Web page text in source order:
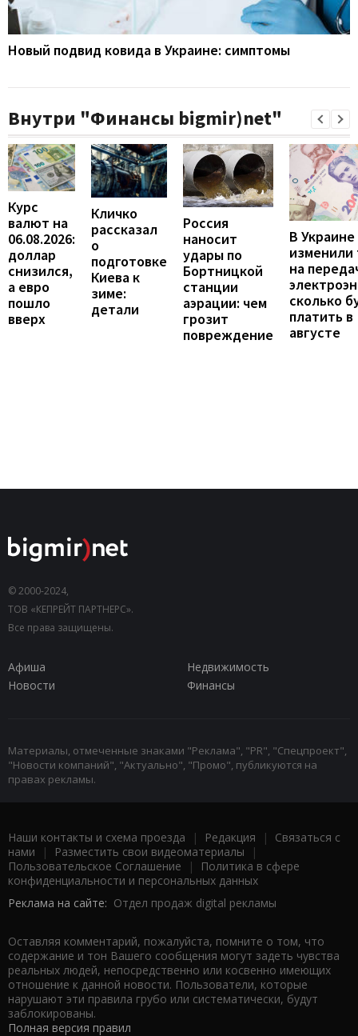
Новый подвид ковида в Украине: симптомы
Внутри "Финансы bigmir)net"
Курс
валют на
06.08.2026:
доллар
снизился,
а евро
пошло
вверх
Кличко
рассказал
о
подготовке
Киева к
зиме:
детали
Россия
наносит
удары по
Бортницкой
станции
аэрации: чем
грозит
повреждение
В Украине
на
сколько
платить в
августе
© 2000-2024,
ТОВ «КЕПРЕЙТ ПАРТНЕРС».
Все права защищены.
Афиша
Недвижимость
Новости
Финансы
Материалы, отмеченные знаками "Реклама", "PR", "Спецпроект",
"Новости компаний", "Актуально", "Промо", публикуются на
правах рекламы.
Наши контакты и схема проезда | Редакция | Связаться с
нами | Разместить свои видеоматериалы |
Пользовательское Соглашение |
Политика в сфере
конфиденциальности и персональных данных
Реклама на сайте: Отдел продаж digital рекламы
Оставляя комментарий, пожалуйста, помните о том, что
содержание и тон Вашего сообщения могут задеть чувства
реальных людей, непосредственно или косвенно имеющих
отношение к данной новости. Пользователи, которые
нарушают эти правила грубо или систематически, будут
заблокированы.
Полная версия правил